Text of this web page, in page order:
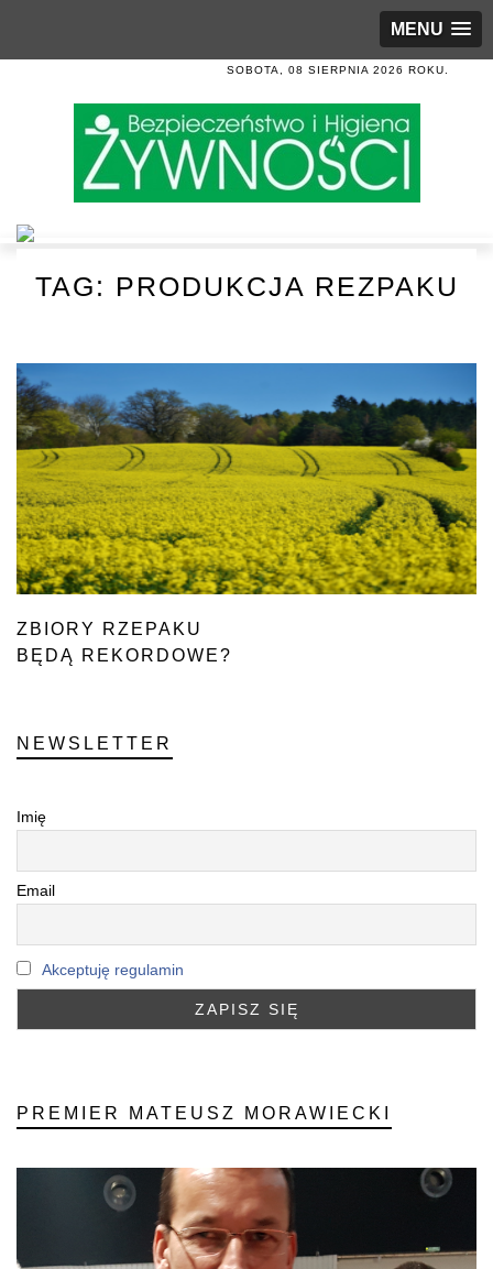
MENU
SOBOTA, 08 SIERPNIA 2026 ROKU.
TAG: PRODUKCJA REZPAKU
ZBIORY RZEPAKU
BĘDĄ REKORDOWE?
NEWSLETTER
Imię
Email
Akceptuję regulamin
PREMIER MATEUSZ MORAWIECKI